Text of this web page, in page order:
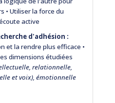
• Utiliser la force du
active
d'adhésion :
et la rendre plus efficace •
dimensions étudiées
relationnelle,
et voix), émotionnelle